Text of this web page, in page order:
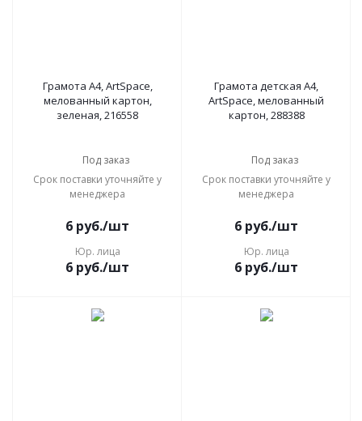
Грамота А4, ArtSpace,
мелованный картон,
зеленая, 216558
Под заказ
Срок поставки уточняйте у
менеджера
6 руб./шт
Юр. лица
6 руб./шт
Грамота детская А4,
ArtSpace, мелованный
картон, 288388
Под заказ
Срок поставки уточняйте у
менеджера
6 руб./шт
Юр. лица
6 руб./шт